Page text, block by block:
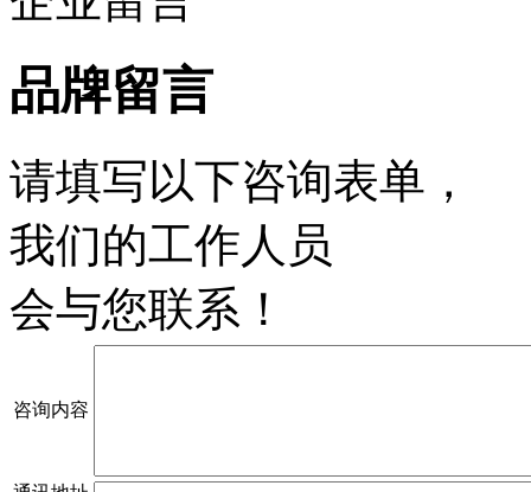
品牌留言
请填写以下咨询表单，
我们的工作人员
会与您联系！
咨询内容